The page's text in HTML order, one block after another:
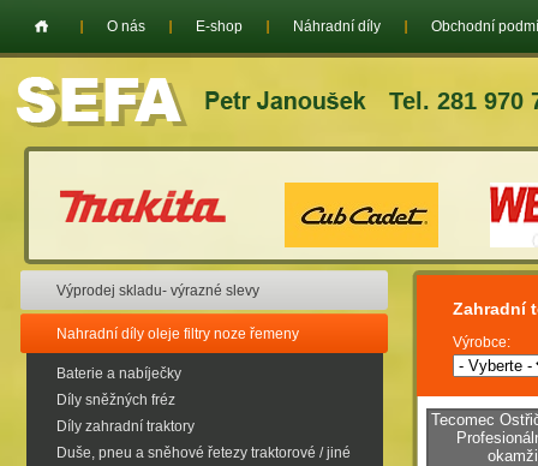
Tel. 281 970
O nás E-shop Náhradní díly Obchodní
Výprodej skladu- výrazné slevy
Nahradní díly oleje filtry noze řemeny
Baterie a nabíječky
Díly sněžných fréz
Díly zahradní traktory
Duše, pneu a sněhové řetezy traktorové / jiné
Zahradní
Výrobce:
Tecomec